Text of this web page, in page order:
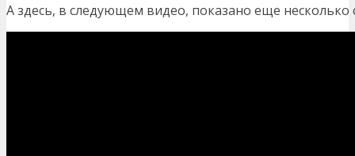
А здесь, в следующем видео, показано еще несколько